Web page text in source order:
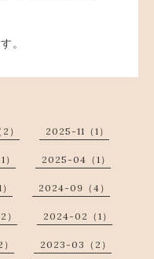
。
） 2025-11（1）
2025-04（1）
2024-09（4）
2024-02（1）
2023-03（2）